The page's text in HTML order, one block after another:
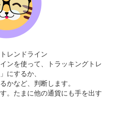
レンドライン
ンを使って、トラッキングトレ
にするか、
かなど、判断します。
。たまに他の通貨にも手を出す